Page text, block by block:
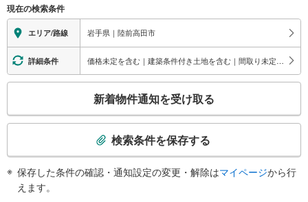
現在の検索条件
エリア/路線 岩手県｜陸前高田市
詳細条件 価格未定を含む｜建築条件付き土地を含む｜間取り未定を含む｜耐震、免震、制震構造
検
新着物件通知を受け取る
検索条件を保存する
保存した条件の確認・通知設定の変更・解除はマイページから行
えます。